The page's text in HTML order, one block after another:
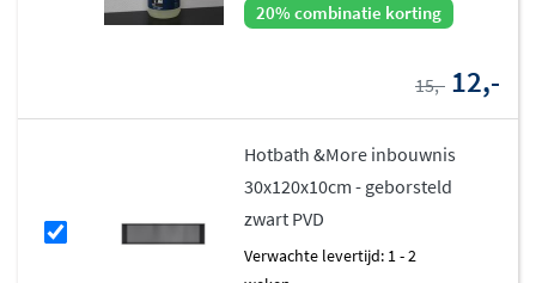
20% combinatie korting
15,- 12,-
Hotbath &More inbouwnis
30x120x10cm - geborsteld
zwart PVD
Verwachte levertijd: 1 - 2